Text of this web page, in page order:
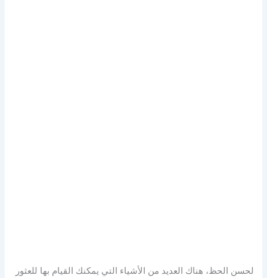
لحسن الحظ، هناك العديد من الأشياء التي يمكنك القيام بها للعثور